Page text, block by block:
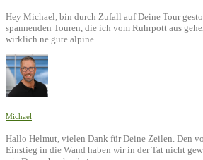
Hey Michael, bin durch Zufall auf Deine Tour
spannenden Touren, die ich vom Ruhrpott aus
wirklich ne gute alpine…
Michael
Hallo Helmut, vielen Dank für Deine Zeilen. Den
Einstieg in die Wand haben wir in der Tat nicht